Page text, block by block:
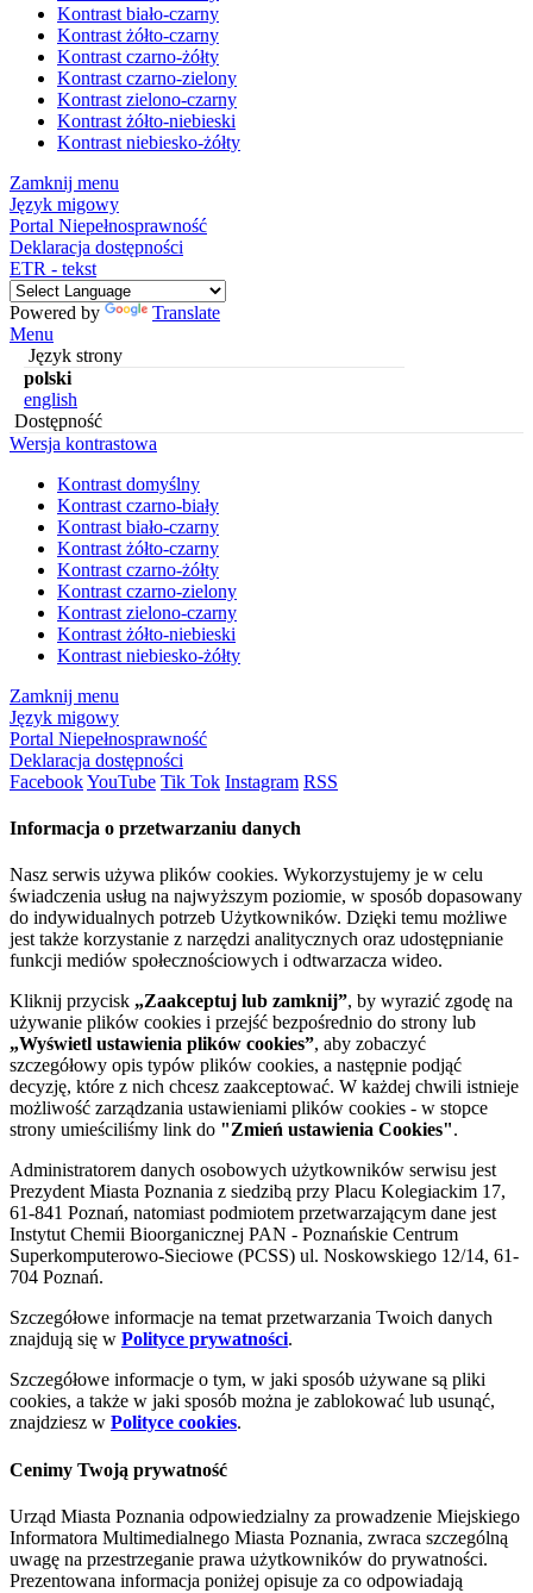
Kontrast biało-czarny
Kontrast żółto-czarny
Kontrast czarno-żółty
Kontrast czarno-zielony
Kontrast zielono-czarny
Kontrast żółto-niebieski
Kontrast niebiesko-żółty
Zamknij menu
Język migowy
Portal Niepełnosprawność
Deklaracja dostępności
ETR - tekst
Powered by
Translate
Menu
Język strony
polski
english
Dostępność
Wersja kontrastowa
Kontrast domyślny
Kontrast czarno-biały
Kontrast biało-czarny
Kontrast żółto-czarny
Kontrast czarno-żółty
Kontrast czarno-zielony
Kontrast zielono-czarny
Kontrast żółto-niebieski
Kontrast niebiesko-żółty
Zamknij menu
Język migowy
Portal Niepełnosprawność
Deklaracja dostępności
FacebookYouTube Tik Tok Instagram RSS
Informacja o przetwarzaniu danych
Nasz serwis używa plików cookies. Wykorzystujemy je w celu
świadczenia usług na najwyższym poziomie, w sposób dopasowany
do indywidualnych potrzeb Użytkowników. Dzięki temu możliwe
jest także korzystanie z narzędzi analitycznych oraz udostępnianie
funkcji mediów społecznościowych i odtwarzacza wideo.
Kliknij przycisk „Zaakceptuj lub zamknij”, by wyrazić zgodę na
używanie plików cookies i przejść bezpośrednio do strony lub
„Wyświetl ustawienia plików cookies”, aby zobaczyć
szczegółowy opis typów plików cookies, a następnie podjąć
decyzję, które z nich chcesz zaakceptować. W każdej chwili istnieje
możliwość zarządzania ustawieniami plików cookies - w stopce
strony umieściliśmy link do "Zmień ustawienia Cookies".
Administratorem danych osobowych użytkowników serwisu jest
Prezydent Miasta Poznania z siedzibą przy Placu Kolegiackim 17,
61-841 Poznań, natomiast podmiotem przetwarzającym dane jest
Instytut Chemii Bioorganicznej PAN - Poznańskie Centrum
Superkomputerowo-Sieciowe (PCSS) ul. Noskowskiego 12/14, 61-
704 Poznań.
Szczegółowe informacje na temat przetwarzania Twoich danych
znajdują się w Polityce prywatności.
Szczegółowe informacje o tym, w jaki sposób używane są pliki
cookies, a także w jaki sposób można je zablokować lub usunąć,
znajdziesz w Polityce cookies.
Cenimy Twoją prywatność
Urząd Miasta Poznania odpowiedzialny za prowadzenie Miejskiego
Informatora Multimedialnego Miasta Poznania, zwraca szczególną
uwagę na przestrzeganie prawa użytkowników do prywatności.
Prezentowana informacja poniżej opisuje za co odpowiadają